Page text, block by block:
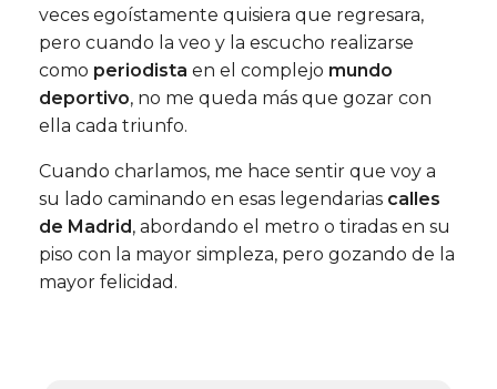
veces egoístamente quisiera que regresara,
pero cuando la veo y la escucho realizarse
como periodista en el complejo mundo
deportivo, no me queda más que gozar con
ella cada triunfo.
Cuando charlamos, me hace sentir que voy a
su lado caminando en esas legendarias calles
de Madrid , abordando el metro o tiradas en su
piso con la mayor simpleza, pero gozando de la
mayor felicidad.